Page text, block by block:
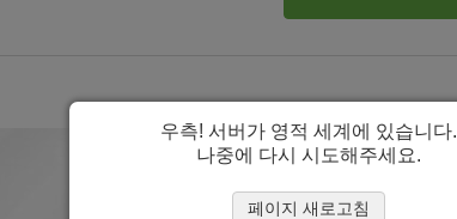
우측! 서버가 영적 세계에 있습니다.
나중에 다시 시도해주세요.
페이지 새로고침